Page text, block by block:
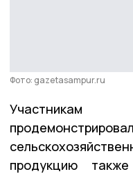
Фото: gazetasampur.ru
Участникам
продукцию